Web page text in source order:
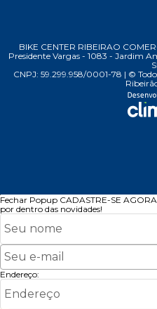
BIKE CENTER RIBEIRAO
Presidente Vargas - 1083 - Jardim
CNPJ: 59.299.958/0001-78 | ©
Fechar Popup CADASTRE-SE AGORA
por dentro das novidades!
Endereço: